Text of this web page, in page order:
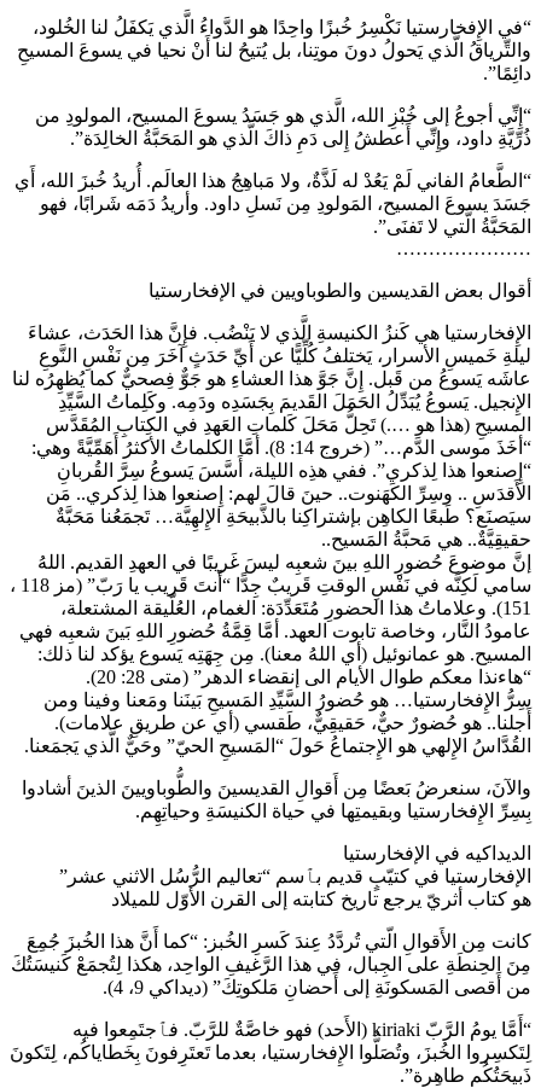
“في الإِفخارستيا نَكْسِرُ خُبزًا واحِدًا هو الدَّواءُ الَّذي يَكفَلُ لنا الخُلود،
والتِّرياقُ الَّذي يَحولُ دونَ موتِنا، بل يُتيحُ لنا أَنْ نحيا في يسوعَ المسيحِ
دائِمًا”.
“إِنِّي أجوعُ إلى خُبْزِ الله، الَّذي هو جَسَدُ يسوعَ المسيح، المولودِ من
ذُرِّيَّةِ داود، وإِنِّي أَعطشُ إِلى دَمِ ذاكَ الَّذي هو المَحَبَّةُ الخالِدَة”.
“الطَّعامُ الفاني لَمْ يَعُدْ له لَذَّةٌ، ولا مَباهِجُ هذا العالَم. أُريدُ خُبزَ الله، أَي
جَسَدَ يسوعَ المسيح، المَولودِ مِن نَسلِ داود. وأريدُ دَمَه شَرابًا، فهو
المَحَبَّةُ الَّتي لا تَفنَى”.
…………………
أقوال بعض القديسين والطوباويين في الإفخارستيا
الإِفخارستيا هي كَنزُ الكنيسةِ الَّذي لا يَنْضُب. فإِنَّ هذا الحَدَث، عشاءَ
ليلةِ خَميسِ الأسرار، يَختلفُ كُلِّيًّا عن أَيِّ حَدَثٍ آخَرَ مِن نَفْسِ النَّوعِ
عاشَه يَسوعُ من قَبل. إِنَّ جَوَّ هذا العشاءِ هو جَوٌّ فِصحيٌّ كما يُظهِرُه لنا
الإِنجيل. يَسوعُ يُبَدِّلُ الحَمَلَ القَديمَ بِجَسَدِه ودَمِه. وكَلِماتُ السَّيِّدِ
المسيحِ (هذا هو ….) تَحِلُّ مَحَلَ كَلماتِ العَهدِ في الكِتابِ المُقَدَّس
“أخَذَ موسى الدَّم…” (خروج 14: 8). أمَّا الكلماتُ الأكثرُ أَهَمِّيَّةً وهي:
“إِصنعوا هذا لِذكري”. ففي هذِه الليلة، أَسَّسَ يَسوعُ سِرَّ القُربانِ
الأَقدَسِ .. وسِرِّ الكَهَنوت.. حينَ قالَ لهم: إِصنعوا هذا لِذكري.. مَن
سيَصنَع؟ طَبعًا الكاهِن بإشتراكِنا بالذَّبيحَةِ الإِلهِيَّة… تَجمَعُنا مَحَبَّةٌ
حقيقِيَّةٌ.. هي مَحبَّةُ المَسيح..
إنَّ موضوعَ حُضورِ اللهِ بينَ شعبِه ليسَ غَريبًا في العهدِ القديم. اللهُ
سامي لَكِنَّه في نَفْسِ الوقتِ قَريبٌ جِدًّا “أَنتَ قَريب يا رَبّ” (مز 118 ،
151). وعلاماتُ هذا الحضورِ مُتَعَدِّدَة: الغمام، العُلّيقة المشتعلة،
عامودُ النَّار، وخاصة تابوت العهد. أمَّا قِمَّةُ حُضورِ اللهِ بَينَ شعبِه فهي
المسيح. هو عمانوئيل (أي اللهُ معنا). مِن جِهَتِه يَسوع يؤكد لنا ذلك:
“هاءنذا معكم طوال الأيام الى إنقضاء الدهر” (متى 28: 20).
سِرُّ الإِفخارستيا… هو حُضورُ السَّيِّدِ المَسيحِ بَينَنا ومَعنا وفينا ومن
أَجلنا.. هو حُضورٌ حيٌّ، حَقيقِيٌّ، طَقسي (أي عن طريقِ علامات).
القُدَّاسُ الإِلهي هو الإِجتماعُ حَولَ “المَسيحِ الحيّ” وحَيٌّ الَّذي يَجمَعنا.
والآنَ، سنعرضُ بَعضًا مِن أَقوالِ القديسينَ والطُّوباويينَ الذينَ أشادوا
بِسِرِّ الإِفخارستيا وبقيمتِها في حياة الكنيسَةِ وحياتِهِم.
الديداكيه في الإفخارستيا
الإفخارستيا في كتيّبٍ قديم بٱسم “تعاليم الرُّسُل الاثني عشر”
هو كتاب أثريّ يرجع تاريخ كتابته إلى القرن الأوّل للميلاد
كانت مِن الأَقوالِ الّتي تُردَّدُ عِندَ كَسرِ الخُبز: “كما أَنَّ هذا الخُبزَ جُمِعَ
مِنَ الحِنطَةِ على الجِبال، في هذا الرَّغيفِ الواحِد، هكذا لِتُجمَعْ كَنيسَتُكَ
من أَقصى المَسكونَةِ إلى أَحضانِ مَلكوتِكَ” (ديداكي 9، 4).
“أَمَّا يومُ الرَّبّ kiriaki (الأَحد) فهو خاصَّةٌ للرَّبّ. فٱجتَمِعوا فيه
لِتَكسِروا الخُبزَ، وتُصَلُّوا الإِفخارستيا، بعدما تَعتَرِفونَ بِخَطاياكُم، لِتَكونَ
ذَبيحَتُكُم طاهِرة”.